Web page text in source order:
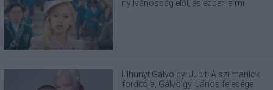
nyilvánosság elől, és ebben a mi
Elhunyt Gálvölgyi Judit, A szilmarilok
fordítója, Gálvölgyi János felesége